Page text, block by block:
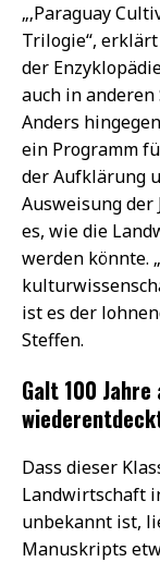
„‚Paraguay
Trilogie“,
der
auch in
Anders
ein Programm
der Aufklärung
Ausweisung der
es, wie die
werden könnte.
ist es der
Steffen.
Galt 100
Dass dieser
Landwirtschaft
unbekannt ist,
Manuskripts